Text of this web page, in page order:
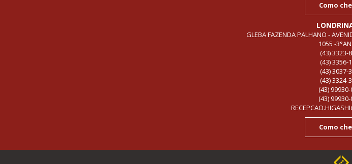
Como
GLEBA FAZENDA PALHANO -
1055 -
(43) 3323-
(43) 3356-
(43) 3037-
(43) 3324-
(43)
(43)
Como